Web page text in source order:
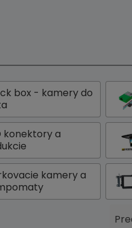
box - kamery do
konektory a
kamery a